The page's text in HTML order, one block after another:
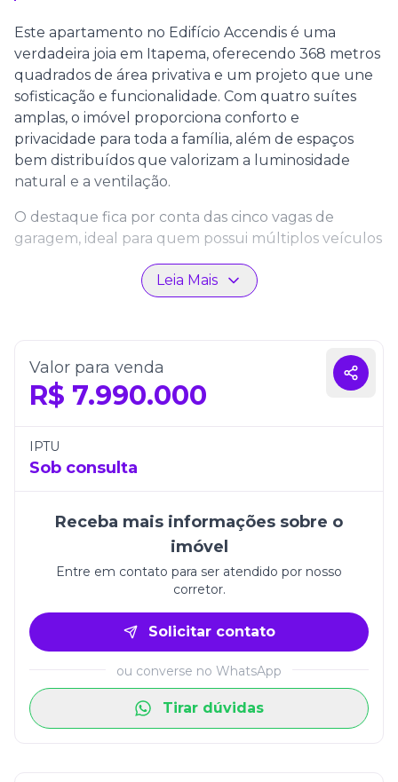
Este apartamento no Edifício Accendis é uma
verdadeira joia em Itapema, oferecendo 368 metros
quadrados de área privativa e um projeto que une
sofisticação e funcionalidade. Com quatro suítes
amplas, o imóvel proporciona conforto e
privacidade para toda a família, além de espaços
bem distribuídos que valorizam a luminosidade
natural e a ventilação.
O destaque fica por conta das cinco vagas de
garagem, ideal para quem possui múltiplos veículos
ou deseja acomodar carros de luxo com
tranquilidade. O apartamento também se integra a
um empreendimento completo, com infraestrutura
garantindo entretenimento e bem-estar a poucos
passos de casa.
Itapema, o Edifício Accendis alia elegância,
segurança e praticidade em um único endereço.
padrão em um dos destinos mais desejados do litoral
Leia Mais
Valor para venda
R$ 7.990.000
IPTU
Sob consulta
Receba mais informações sobre o
imóvel
Entre em contato para ser atendido por nosso
corretor.
Solicitar contato
ou converse no WhatsApp
Tirar dúvidas